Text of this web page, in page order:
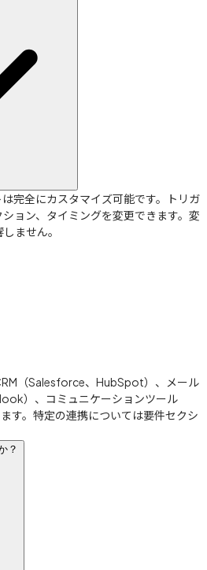
完全にカスタマイズ可能です。トリガ
ョン、タイミングを変更できます。変
ません。
（Salesforce、HubSpot）、メール
）、コミュニケーションツール
す。特定の連携については要件セクシ
？